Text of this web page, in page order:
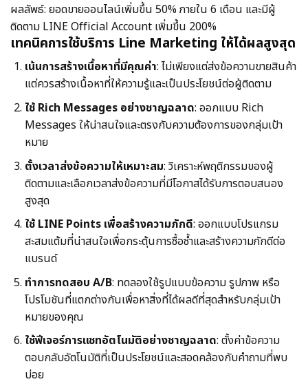
ผลลัพธ์: ยอดขายออนไลน์เพิ่มขึ้น 50% ภายใน 6 เดือน และมีผู้
ติดตาม LINE Official Account เพิ่มขึ้น 200%
เทคนิคการใช้บริการ Line Marketing ให้ได้ผลสูงสุด
เน้นการสร้างเนื้อหาที่มีคุณค่า: ไม่เพียงแต่ส่งข้อความขายสินค้า
แต่ควรสร้างเนื้อหาที่ให้ความรู้และเป็นประโยชน์ต่อผู้ติดตาม
ใช้ Rich Messages อย่างชาญฉลาด: ออกแบบ Rich
Messages ให้น่าสนใจและตรงกับความต้องการของกลุ่มเป้า
หมาย
ตั้งเวลาส่งข้อความให้เหมาะสม: วิเคราะห์พฤติกรรมของผู้
ติดตามและเลือกเวลาส่งข้อความที่มีโอกาสได้รับการตอบสนอง
สูงสุด
ใช้ LINE Points เพื่อสร้างความภักดี: ออกแบบโปรแกรม
สะสมแต้มที่น่าสนใจเพื่อกระตุ้นการซื้อซ้ำและสร้างความภักดีต่อ
แบรนด์
ทำการทดสอบ A/B: ทดลองใช้รูปแบบข้อความ รูปภาพ หรือ
โปรโมชันที่แตกต่างกันเพื่อหาสิ่งที่ได้ผลดีที่สุดสำหรับกลุ่มเป้า
หมายของคุณ
ใช้ฟีเจอร์การแชทอัตโนมัติอย่างชาญฉลาด: ตั้งค่าข้อความ
ตอบกลับอัตโนมัติที่เป็นประโยชน์และสอดคล้องกับคำถามที่พบ
บ่อย